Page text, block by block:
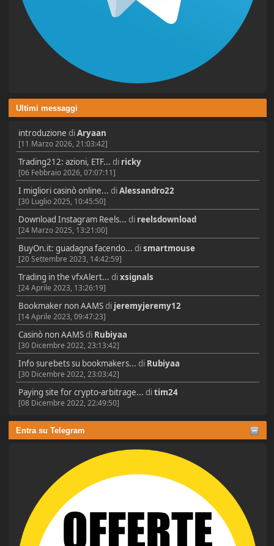
Ultimi messaggi
introduzione diAryaan
[11 Marzo 2026, 21:03:42]
Trading212: azioni, ETF... di ricky
[06 Febbraio 2026, 07:07:11]
I migliori casinò online... diAlessandro22
[30 Luglio 2025, 10:45:50]
Download Instagram Reels... di reelsdownload
[24 Marzo 2025, 13:21:00]
BuyOn.it: guadagna facendo... dismartmouse
[20 Settembre 2023, 14:42:59]
Trading in the vfxAlert... dixsignals
[24 Aprile 2023, 13:26:19]
Bookmaker non AAMSdi jeremyjeremy12
[14 Aprile 2023, 09:47:23]
Casinò non AAMSdi Rubiyaa
[30 Dicembre 2022, 23:13:42]
Info surebets su bookmakers... di Rubiyaa
[30 Dicembre 2022, 23:03:42]
Paying site for crypto-arbitrage... ditim24
[08 Dicembre 2022, 22:49:50]
Entra su Telegram